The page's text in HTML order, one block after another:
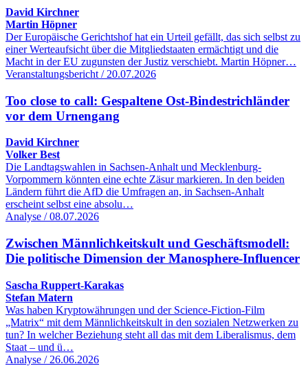
David Kirchner
Martin Höpner
Der Europäische Gerichtshof hat ein Urteil gefällt, das sich selbst zu
einer Werteaufsicht über die Mitgliedstaaten ermächtigt und die
Macht in der EU zugunsten der Justiz verschiebt. Martin Höpner…
Veranstaltungsbericht / 20.07.2026
Too close to call: Gespaltene Ost-Bindestrichländer
vor dem Urnengang
David Kirchner
Volker Best
Die Landtagswahlen in Sachsen-Anhalt und Mecklenburg-
Vorpommern könnten eine echte Zäsur markieren. In den beiden
Ländern führt die AfD die Umfragen an, in Sachsen-Anhalt
erscheint selbst eine absolu…
Analyse / 08.07.2026
Zwischen Männlichkeitskult und Geschäftsmodell:
Die politische Dimension der Manosphere-Influencer
Sascha Ruppert-Karakas
Stefan Matern
Was haben Kryptowährungen und der Science-Fiction-Film
„Matrix“ mit dem Männlichkeitskult in den sozialen Netzwerken zu
tun? In welcher Beziehung steht all das mit dem Liberalismus, dem
Staat – und ü…
Analyse / 26.06.2026